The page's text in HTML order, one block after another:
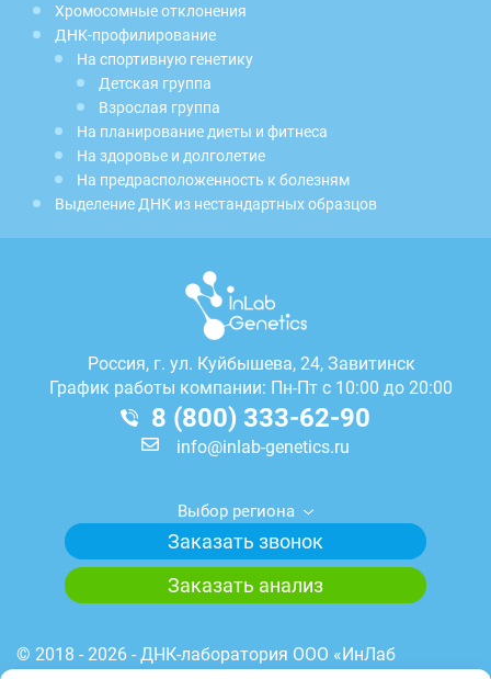
Хромосомные отклонения
ДНК-профилирование
На спортивную генетику
Детская группа
Взрослая группа
На планирование диеты и фитнеса
На здоровье и долголетие
На предрасположенность к болезням
Выделение ДНК из нестандартных образцов
Россия, г. ул. Куйбышева, 24, Завитинск
График работы компании: Пн-Пт с 10:00 до 20:00
8 (800) 333-62-90
info@inlab-genetics.ru
Выбор региона
Заказать звонок
Заказать анализ
© 2018 - 2026 - ДНК-лаборатория ООО «ИнЛаб